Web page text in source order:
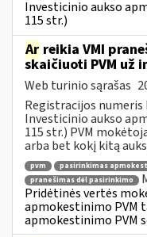
Investicinio aukso
115 str.)
Ar reikia VMI
skaičiuoti PVM už
Web turinio sąrašas
Registracijos numeris
Investicinio aukso
115 str.) PVM
arba bet kokį kitą
pvm pasirinkimas
pranešimas dėl pasirinkimo
Pridėtinės vertės
apmokestinimo PVM
apmokestinimo PVM